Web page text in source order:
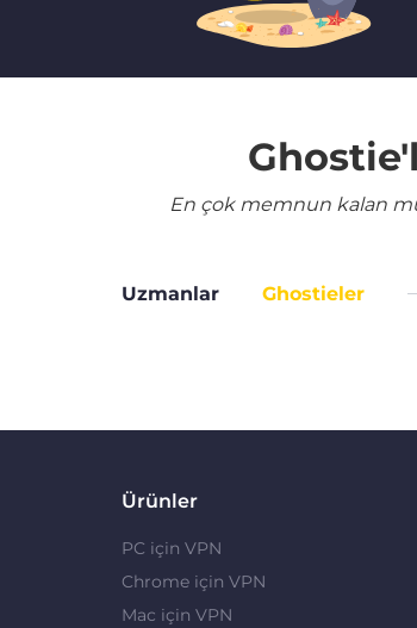
En çok memnun kalan
Uzmanlar Ghostieler
Ürünler
PC için VPN
Chrome için VPN
Mac için VPN